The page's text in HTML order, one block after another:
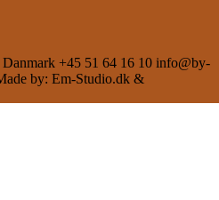
+45 51 64 16 10 info@by-
by: Em-Studio.dk &